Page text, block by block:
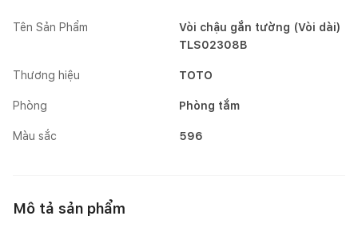
Tên Sản Phẩm
Vòi chậu gắn tường (Vòi dài)
TLS02308B
Thương hiệu TOTO
Phòng Phòng tắm
Màu sắc 596
Mô tả sản phẩm